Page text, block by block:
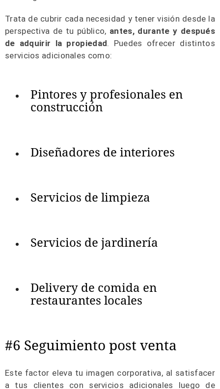
Trata de cubrir cada necesidad y tener visión desde la
perspectiva de tu público, antes, durante y después
de adquirir la propiedad. Puedes ofrecer distintos
servicios adicionales como:
Pintores y profesionales en
construcción
Diseñadores de interiores
Servicios de limpieza
Servicios de jardinería
Delivery de comida en
restaurantes locales
#6 Seguimiento post venta
Este factor eleva tu imagen corporativa, al satisfacer
a tus clientes con servicios adicionales luego de